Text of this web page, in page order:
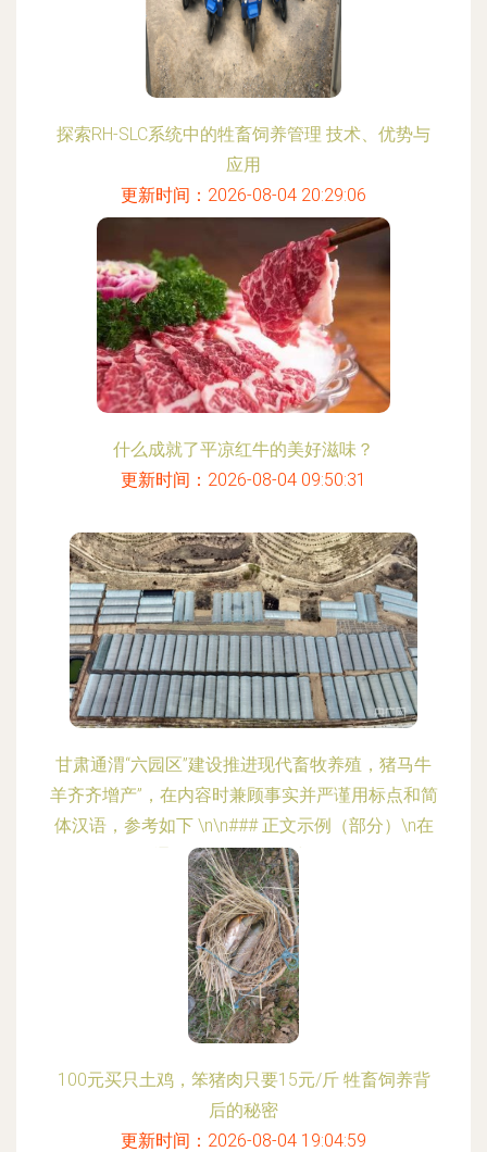
探索RH-SLC系统中的牲畜饲养管理 技术、优势与
应用
更新时间：2026-08-04 20:29:06
什么成就了平凉红牛的美好滋味？
更新时间：2026-08-04 09:50:31
甘肃通渭“六园区”建设推进现代畜牧养殖，猪马牛
羊齐齐增产”，在内容时兼顾事实并严谨用标点和简
体汉语，参考如下 \n\n### 正文示例（部分）\n在
通渭县区域规划之中，\
更新时间：2026-08-04 06:39:30
100元买只土鸡，笨猪肉只要15元/斤 牲畜饲养背
后的秘密
更新时间：2026-08-04 19:04:59